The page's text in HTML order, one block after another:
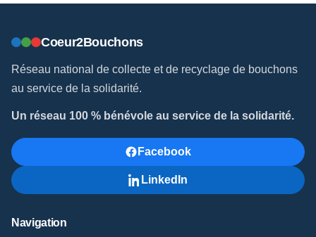
Coeur2Bouchons
Réseau national de collecte et de recyclage de bouchons
au service de la solidarité.
Un réseau 100 % bénévole au service de la solidarité.
Facebook
LinkedIn
Navigation